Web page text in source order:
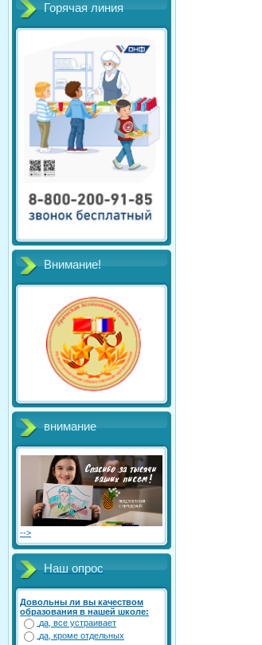
Горячая линия
Внимание!
внимание
-->
Наш опрос
Довольны ли вы качеством
образования в нашей школе:
да, все устраивает
да, кроме отдельных